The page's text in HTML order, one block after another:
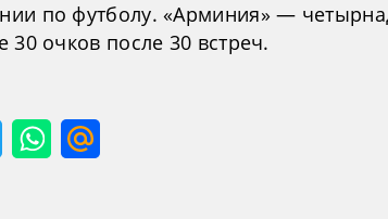
по футболу. «Арминия» —
30 очков после 30 встреч.